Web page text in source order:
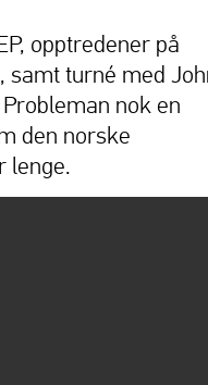
opptredener på
samt turné med
nok en
den norske
lenge.